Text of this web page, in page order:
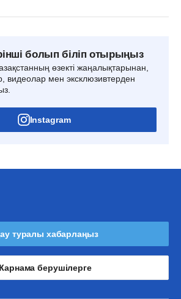
болып біліп отырыңыз
өзекті жаңалықтарынан,
видеолар мен эксклюзивтерден
Instagram
туралы хабарлаңыз
берушілерге